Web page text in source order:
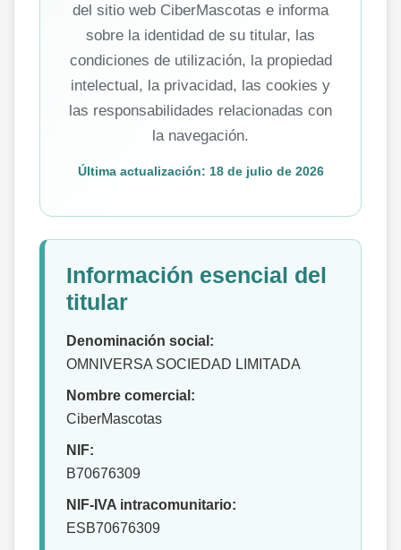
del sitio web CiberMascotas e informa
sobre la identidad de su titular, las
condiciones de utilización, la propiedad
intelectual, la privacidad, las cookies y
las responsabilidades relacionadas con
la navegación.
Última actualización: 18 de julio de 2026
Información esencial del
titular
Denominación social:
OMNIVERSA SOCIEDAD LIMITADA
Nombre comercial:
CiberMascotas
NIF:
B70676309
NIF-IVA intracomunitario:
ESB70676309